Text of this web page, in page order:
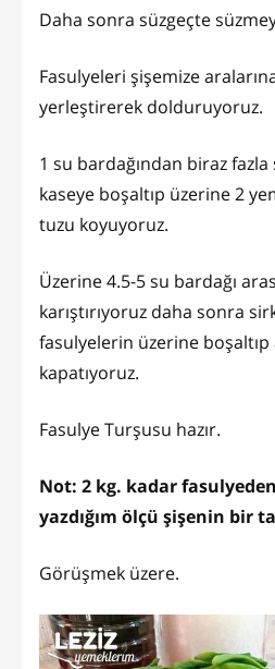
Daha sonra süzgeçte
Fasulyeleri şişemize
yerleştirerek dolduruyoruz.
1 su bardağından biraz
kaseye boşaltıp üzerine 2
tuzu koyuyoruz.
Üzerine 4.5-5 su bardağı
karıştırıyoruz daha sonra
fasulyelerin üzerine boşaltıp
kapatıyoruz.
Fasulye Turşusu hazır.
Not: 2 kg. kadar fasulyeden
yazdığım ölçü şişenin bir
Görüşmek üzere.